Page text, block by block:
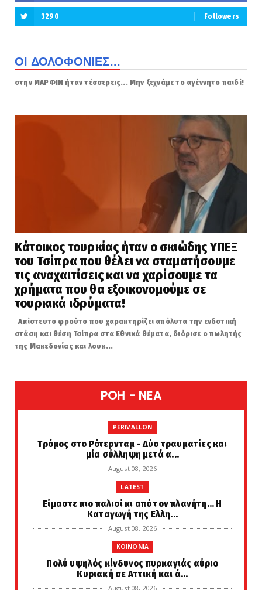
3290 Followers
ΟΙ ΔΟΛΟΦΟΝΙΕΣ...
στην ΜΑΡΦΙΝ ήταν τέσσερεις... Μην ξεχνάμε το αγέννητο παιδί!
Κάτοικος τουρκίας ήταν ο σκιώδης ΥΠΕΞ
του Τσίπρα που θέλει να σταματήσουμε
τις αναχαιτίσεις και να χαρίσουμε τα
χρήματα που θα εξοικονομούμε σε
τουρκικά ιδρύματα!
Απίστευτο φρούτο που χαρακτηρίζει απόλυτα την ενδοτική
στάση και θέση Τσίπρα στα Εθνικά θέματα, διόρισε ο πωλητής
της Μακεδονίας και λουκ...
POH - NEA
PERIVALLON
Tρόμος στο Ρότερνταμ - Δύο τραυματίες και
μία σύλληψη μετά α...
August 08, 2026
LATEST
Είμαστε πιο παλιοί κι από τον πλανήτη... Η
Καταγωγή της Ελλη...
August 08, 2026
KOINONIA
Πολύ υψηλός κίνδυνος πυρκαγιάς αύριο
Κυριακή σε Αττική και ά...
August 08, 2026